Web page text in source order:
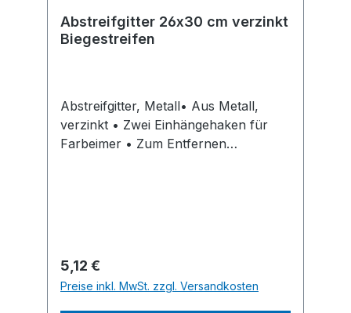
Abstreifgitter 26x30 cm verzinkt
Biegestreifen
Abstreifgitter, Metall• Aus Metall,
verzinkt • Zwei Einhängehaken für
Farbeimer • Zum Entfernen
Regulärer Preis:
5,12 €
Preise inkl. MwSt. zzgl. Versandkosten